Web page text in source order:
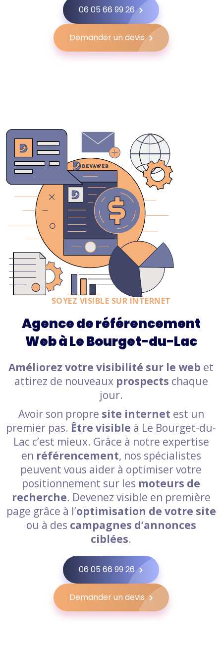
06 05 66 99 26
Demander un devis
SOYEZ VISIBLE SUR INTERNET
Agence de référencement
Web à Le Bourget-du-Lac
Améliorez votre visibilité sur le web et
attirez de nouveaux prospects chaque
jour.
Avoir son propre site internet est un
premier pas. Être visible à Le Bourget-du-
Lac c’est mieux. Grâce à notre expertise
en référencement, nos spécialistes
peuvent vous aider à optimiser votre
positionnement sur les moteurs de
recherche. Devenez visible en première
page grâce à l’optimisation de votre site
ou à des campagnes d’annonces
ciblées.
06 05 66 99 26
Demander un devis